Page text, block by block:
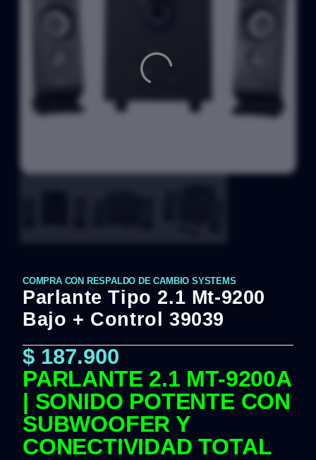
COMPRA CON RESPALDO DE CAMBIO SYSTEMS
Parlante Tipo 2.1 Mt-9200
Bajo + Control 39039
$ 187.900
PARLANTE 2.1 MT-9200A
| SONIDO POTENTE CON
SUBWOOFER Y
CONECTIVIDAD TOTAL